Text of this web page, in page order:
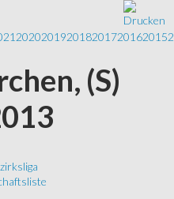
202020192018201720162015
(S)